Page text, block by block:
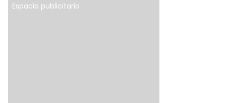
Espacio publicitario